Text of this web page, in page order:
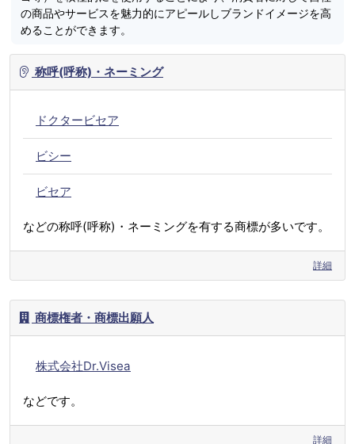
の商品やサービスを魅力的にアピールしブランドイメージを高
めることができます。
称呼(呼称)・ネーミング
ドクタービセア
ビシー
ビセア
などの称呼(呼称)・ネーミングを有する商標が多いです。
詳細
商標権者・商標出願人
株式会社Dr.Visea
などです。
詳細